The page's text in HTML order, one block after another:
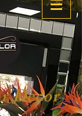
Decor